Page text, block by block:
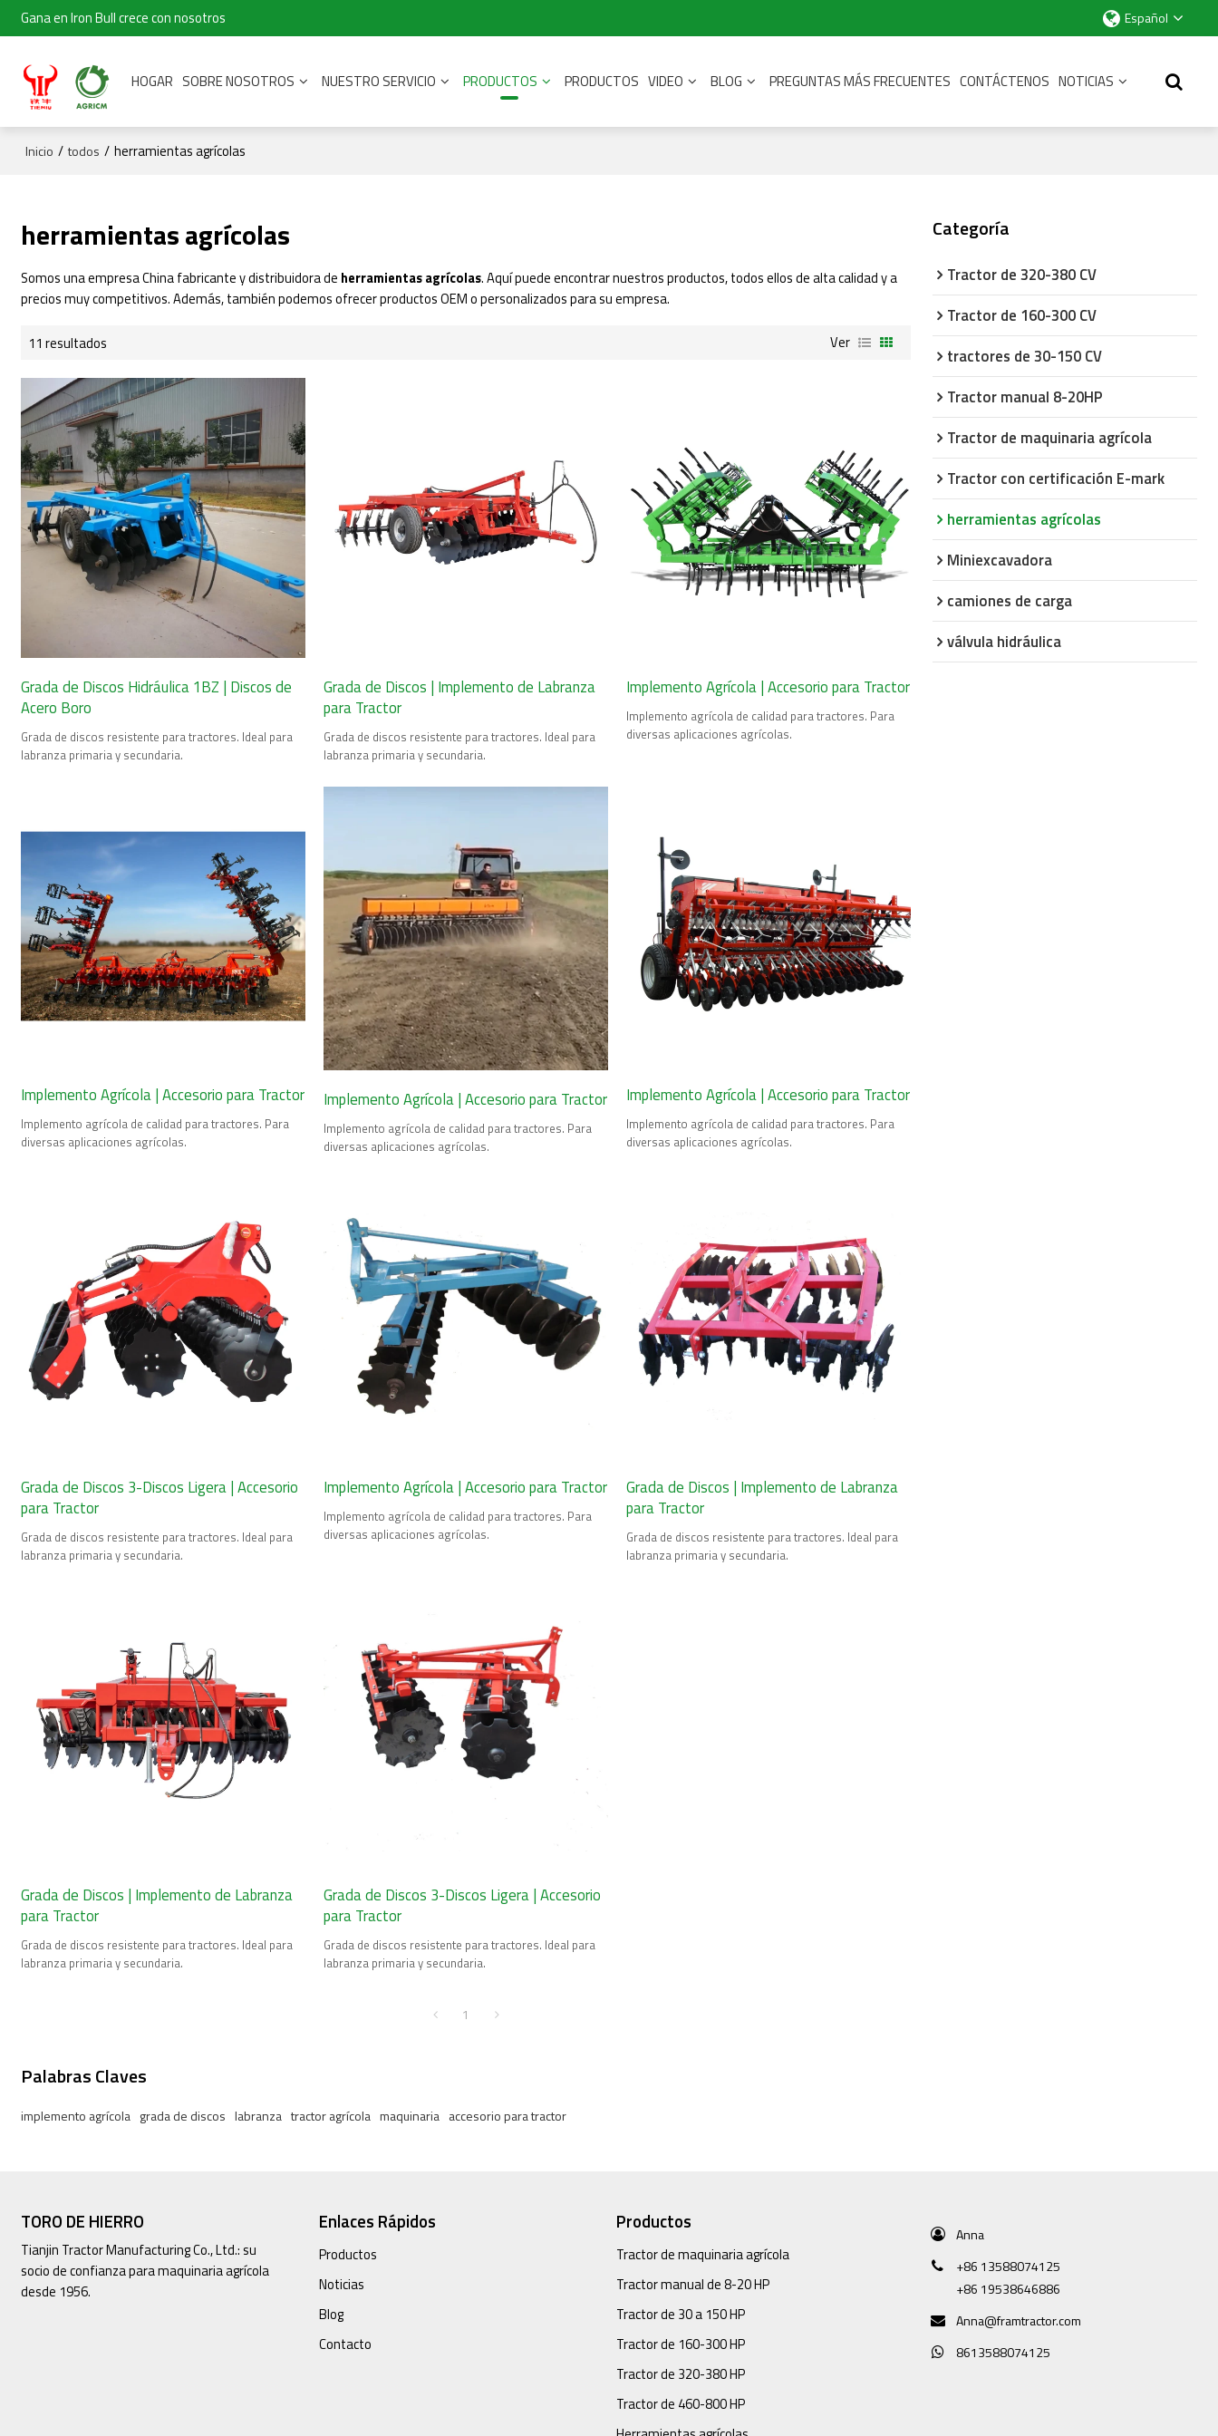
Gana en Iron Bull crece con nosotros Español
HOGAR SOBRE NOSOTROS NUESTRO SERVICIO PRODUCTOS PRODUCTOS VIDEO BLOG PREGUNTAS MÁS FRECUENTES CONTÁCTENOS NOTICIAS
Inicio / todos / herramientas agrícolas
herramientas agrícolas
Somos una empresa China fabricante y distribuidora de herramientas agrícolas. Aquí puede encontrar nuestros productos, todos ellos de alta calidad y a
precios muy competitivos. Además, también podemos ofrecer productos OEM o personalizados para su empresa.
11 resultados Ver
Grada de Discos Hidráulica 1BZ | Discos de
Acero Boro
Grada de discos resistente para tractores. Ideal para
labranza primaria y secundaria.
Grada de Discos | Implemento de Labranza
para Tractor
Grada de discos resistente para tractores. Ideal para
labranza primaria y secundaria.
Implemento Agrícola | Accesorio para Tractor
Implemento agrícola de calidad para tractores. Para
diversas aplicaciones agrícolas.
Implemento Agrícola | Accesorio para Tractor
Implemento agrícola de calidad para tractores. Para
diversas aplicaciones agrícolas.
Implemento Agrícola | Accesorio para Tractor
Implemento agrícola de calidad para tractores. Para
diversas aplicaciones agrícolas.
Implemento Agrícola | Accesorio para Tractor
Implemento agrícola de calidad para tractores. Para
diversas aplicaciones agrícolas.
Grada de Discos 3-Discos Ligera | Accesorio
para Tractor
Grada de discos resistente para tractores. Ideal para
labranza primaria y secundaria.
Implemento Agrícola | Accesorio para Tractor
Implemento agrícola de calidad para tractores. Para
diversas aplicaciones agrícolas.
Grada de Discos | Implemento de Labranza
para Tractor
Grada de discos resistente para tractores. Ideal para
labranza primaria y secundaria.
Grada de Discos | Implemento de Labranza
para Tractor
Grada de discos resistente para tractores. Ideal para
labranza primaria y secundaria.
Grada de Discos 3-Discos Ligera | Accesorio
para Tractor
Grada de discos resistente para tractores. Ideal para
labranza primaria y secundaria.
1
Palabras Claves
implemento agrícola grada de discos labranza tractor agrícola maquinaria accesorio para tractor
Categoría
Tractor de 320-380 CV
Tractor de 160-300 CV
tractores de 30-150 CV
Tractor manual 8-20HP
Tractor de maquinaria agrícola
Tractor con certificación E-mark
herramientas agrícolas
Miniexcavadora
camiones de carga
válvula hidráulica
TORO DE HIERRO
Tianjin Tractor Manufacturing Co., Ltd.: su
socio de confianza para maquinaria agrícola
desde 1956.
Enlaces Rápidos
Productos
Noticias
Blog
Contacto
Productos
Tractor de maquinaria agrícola
Tractor manual de 8-20 HP
Tractor de 30 a 150 HP
Tractor de 160-300 HP
Tractor de 320-380 HP
Tractor de 460-800 HP
Anna
+86 13588074125
+86 19538646886
Anna@framtractor.com
8613588074125